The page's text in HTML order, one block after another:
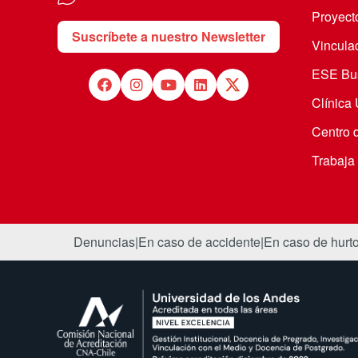
Suscríbete a nuestro Newsletter
ESE
Clínica
Centro
Denuncias|En caso de accidente|En caso de hurto